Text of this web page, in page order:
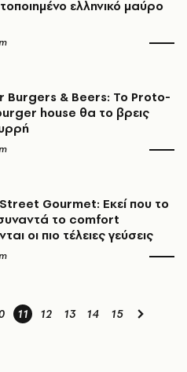
ελληνικό μαύρο
Burgers & Beers: Το Proto-
house θα το βρεις
Gourmet: Εκεί που το
το comfort
οι πιο τέλειες γεύσεις
11 12 13 14 15